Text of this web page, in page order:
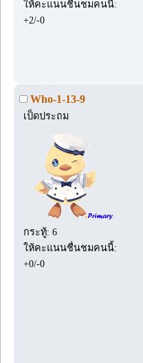
ให้คะแนนชื่นชมคนนี้:
+2/-0
Who-1-13-9
เป็ดประถม
กระทู้: 6
ให้คะแนนชื่นชมคนนี้:
+0/-0